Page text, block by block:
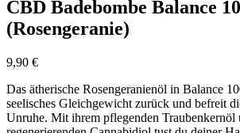
CBD Badebombe Balance
(Rosengeranie)
9,90 €
Das ätherische Rosengeranienöl in Balance
seelisches Gleichgewicht zurück und befreit
Unruhe. Mit ihrem pflegenden Traubenkernöl